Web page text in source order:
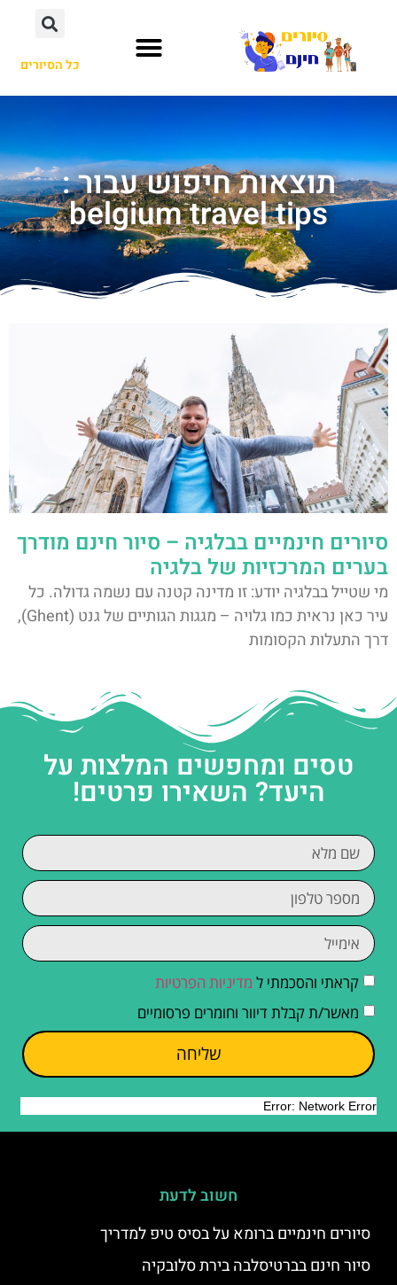
כל הסיורים
תוצאות חיפוש עבור :
belgium travel tips
סיורים חינמיים בבלגיה – סיור חינם מודרך
בערים המרכזיות של בלגיה
מי שטייל בבלגיה יודע: זו מדינה קטנה עם נשמה גדולה. כל
עיר כאן נראית כמו גלויה – מגגות הגותיים של גנט (Ghent),
דרך התעלות הקסומות
טסים ומחפשים המלצות על
היעד? השאירו פרטים!
קראתי והסכמתי ל מדיניות הפרטיות
מאשר/ת קבלת דיוור וחומרים פרסומיים
שליחה
חשוב לדעת
סיורים חינמיים ברומא על בסיס טיפ למדריך
סיור חינם בברטיסלבה בירת סלובקיה